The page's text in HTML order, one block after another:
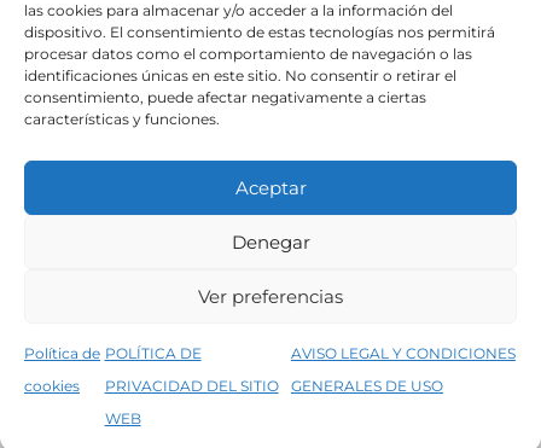
las cookies para almacenar y/o acceder a la información del
dispositivo. El consentimiento de estas tecnologías nos permitirá
procesar datos como el comportamiento de navegación o las
identificaciones únicas en este sitio. No consentir o retirar el
consentimiento, puede afectar negativamente a ciertas
características y funciones.
Aceptar
Denegar
Ver preferencias
Política de
cookies
POLÍTICA DE
PRIVACIDAD DEL SITIO
WEB
AVISO LEGAL Y CONDICIONES
GENERALES DE USO
5% de descuento en tu primera compra, utiliza el código PRIMERACOMPRA
Condiciones generales de venta
Política de privacidad del sitio web
©2026 Decopintur- todos los derechos